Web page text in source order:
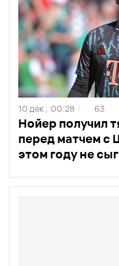
Нойер получил
перед матчем с
этом году не
10 дек , 00:28 / 63